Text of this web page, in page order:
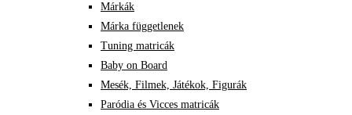
Márkák
Márka függetlenek
Tuning matricák
Baby on Board
Mesék, Filmek, Játékok, Figurák
Paródia és Vicces matricák